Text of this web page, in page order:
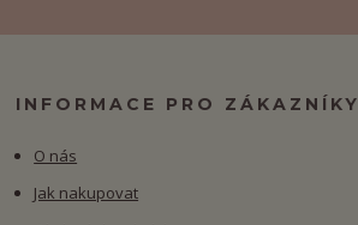
INFORMACE PRO ZÁKAZNÍKY
O nás
Jak nakupovat